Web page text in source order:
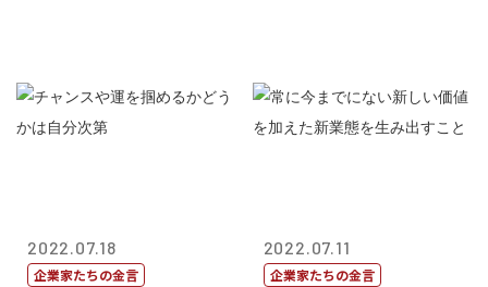
2022.07.18
企業家たちの金言
2022.07.11
企業家たちの金言